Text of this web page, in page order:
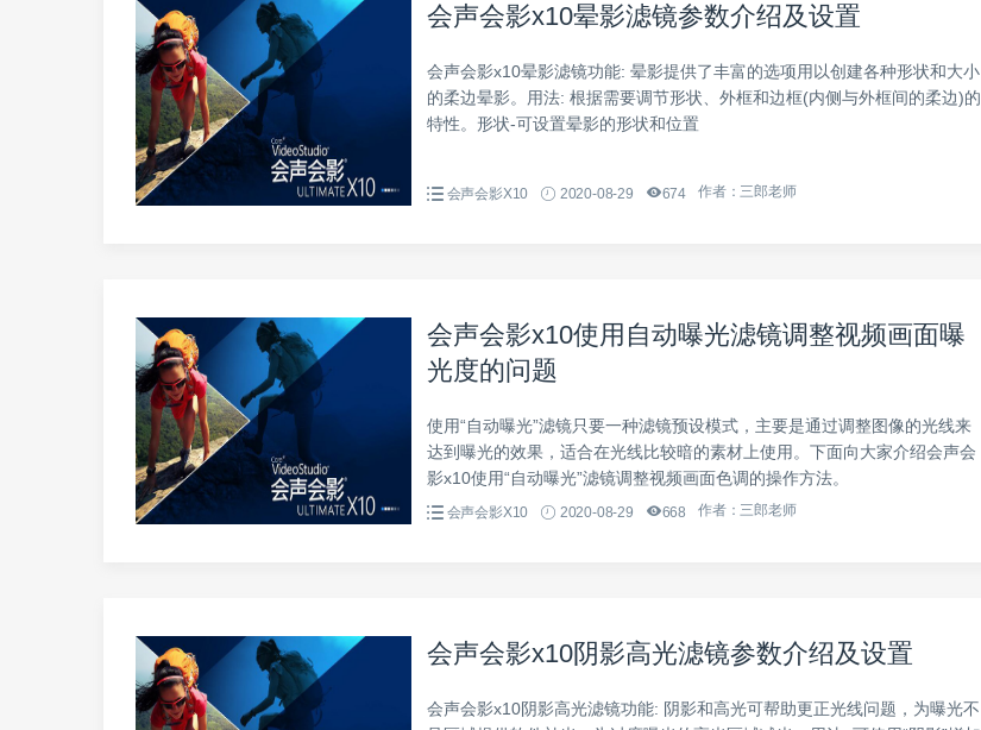
会声会影x10晕影滤镜参数介绍及设置
会声会影x10晕影滤镜功能: 晕影提供了丰富的选项用以创建各种形状和大小
的柔边晕影。用法: 根据需要调节形状、外框和边框(内侧与外框间的柔边)的
特性。形状-可设置晕影的形状和位置
会声会影X10 2020-08-29 674 作者：三郎老师
会声会影x10使用自动曝光滤镜调整视频画面曝
光度的问题
使用“自动曝光”滤镜只要一种滤镜预设模式，主要是通过调整图像的光线来
达到曝光的效果，适合在光线比较暗的素材上使用。下面向大家介绍会声会
影x10使用“自动曝光”滤镜调整视频画面色调的操作方法。
会声会影X10 2020-08-29 668 作者：三郎老师
会声会影x10阴影高光滤镜参数介绍及设置
会声会影x10阴影高光滤镜功能: 阴​影和高光可帮助更正光线问题，为曝光不